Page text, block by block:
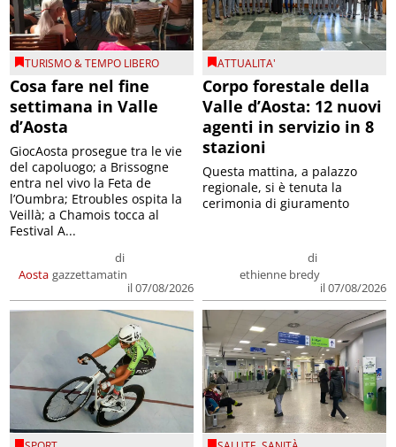
TURISMO & TEMPO LIBERO
Cosa fare nel fine
settimana in Valle
d’Aosta
Aosta
di
gazzettamatin
il 07/08/2026
GiocAosta prosegue tra le vie
del capoluogo; a Brissogne
entra nel vivo la Feta de
l’Oumbra; Etroubles ospita la
Veillà; a Chamois tocca al
Festival A...
ATTUALITA'
Corpo forestale della
Valle d’Aosta: 12 nuovi
agenti in servizio in 8
stazioni
di
ethienne bredy
il 07/08/2026
Questa mattina, a palazzo
regionale, si è tenuta la
cerimonia di giuramento